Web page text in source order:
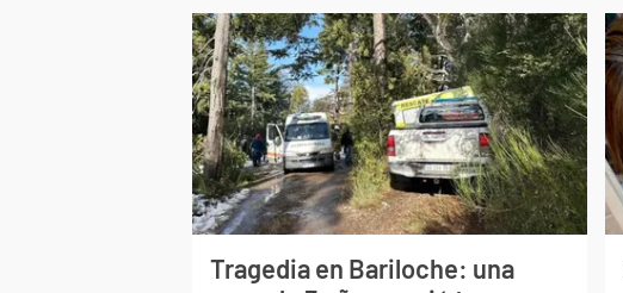
Tragedia en Bariloche: una